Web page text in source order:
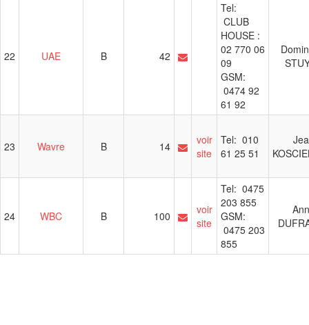
22 UAE B 42
Tel:
CLUB
HOUSE :
02 770 06
09
GSM:
0474 92
61 92
23 Wavre B 14
voir
site
Tel: 010
61 25 51
24 WBC B 100
voir
site
Tel: 0475
203 855
GSM:
0475 203
855